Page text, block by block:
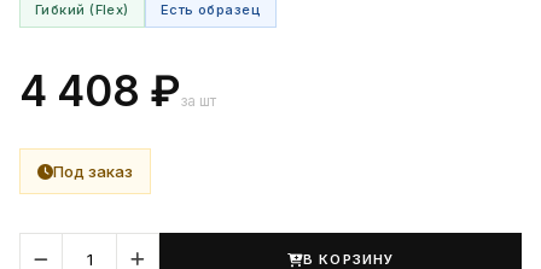
Гибкий (Flex) Есть образец
4 408 ₽за шт
Под заказ
В КОРЗИНУ